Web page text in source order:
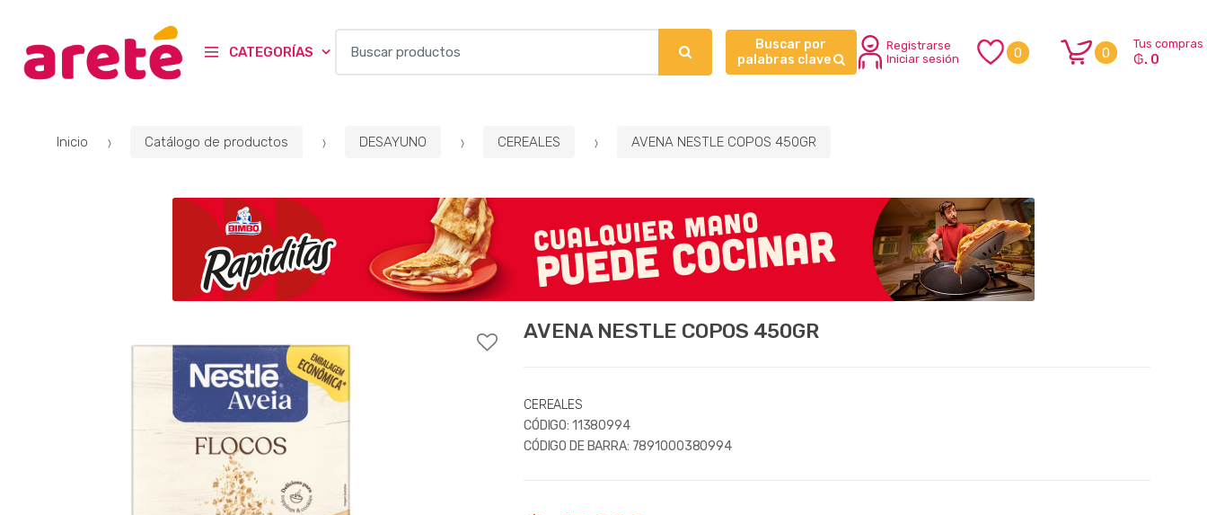
CATEGORÍAS
Buscar por
palabras clave
Registrarse
Iniciar sesión
0 0
Tus compras
₲. 0
Inicio Catálogo de productos DESAYUNO CEREALES AVENA NESTLE COPOS 450GR
AVENA NESTLE COPOS 450GR
CEREALES
CÓDIGO: 11380994
CÓDIGO DE BARRA: 7891000380994